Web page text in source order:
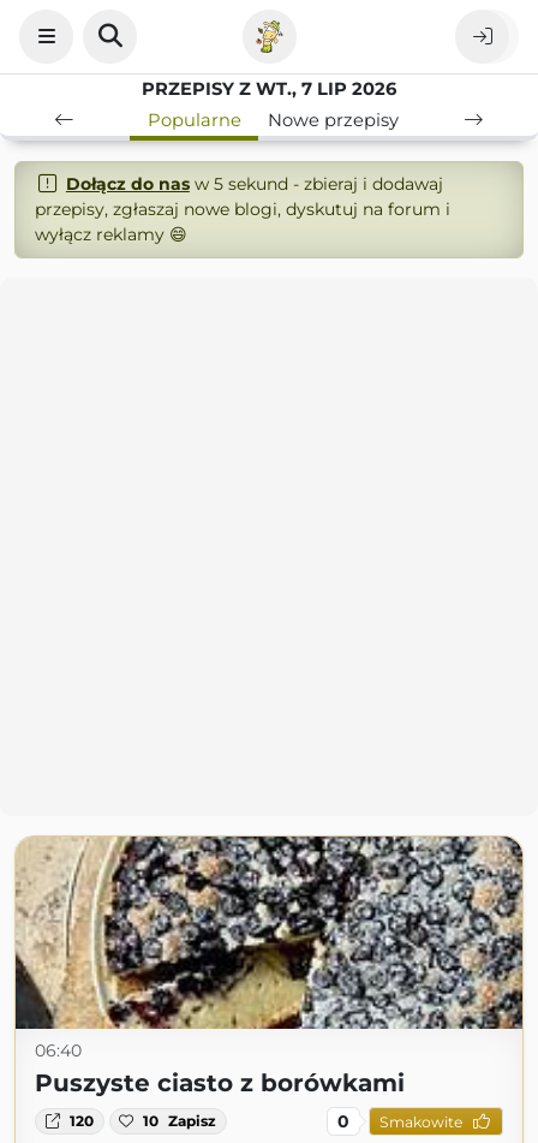
PRZEPISY Z WT., 7 LIP 2026
Popularne
Nowe przepisy
Dołącz do nasw 5 sekund - zbieraj i dodawaj
przepisy, zgłaszaj nowe blogi, dyskutuj na forum i
wyłącz reklamy 😄
06:40
Puszyste ciasto z borówkami
120 10 Zapisz 0 Smakowite